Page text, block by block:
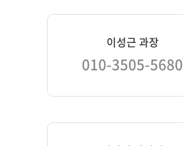
이성근 과장
010-3505-5680